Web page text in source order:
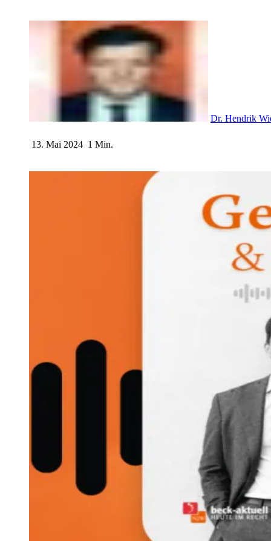
Dr. Hendrik
13. Mai 2024 1 Min.